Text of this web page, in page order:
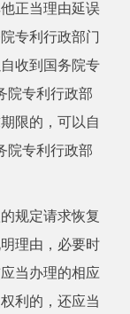
正当理由延误
专利行政部门
收到国务院专
院专利行政部
限的，可以自
院专利行政部
规定请求恢复
理由，必要时
当办理的相应
利的，还应当